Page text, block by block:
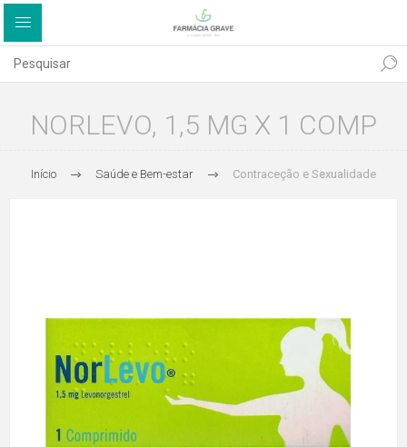
NORLEVO, 1,5 MG X 1 COMP
Início Saúde e Bem-estar Contraceção e Sexualidade